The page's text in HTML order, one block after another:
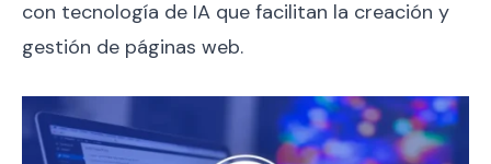
con tecnología de IA que facilitan la creación y
gestión de páginas web.